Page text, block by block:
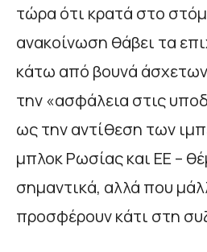
τώρα ότι κρατά στο
ανακοίνωση θάβει τα
κάτω από βουνά
την «ασφάλεια στις
ως την αντίθεση των
μπλοκ Ρωσίας και ΕΕ –
σημαντικά, αλλά που
προσφέρουν κάτι στη